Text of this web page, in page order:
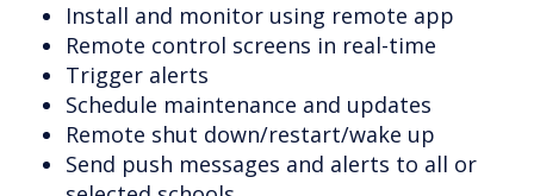
Install and monitor using remote app
Remote control screens in real-time
Trigger alerts
Schedule maintenance and updates
Remote shut down/restart/wake up
Send push messages and alerts to all or